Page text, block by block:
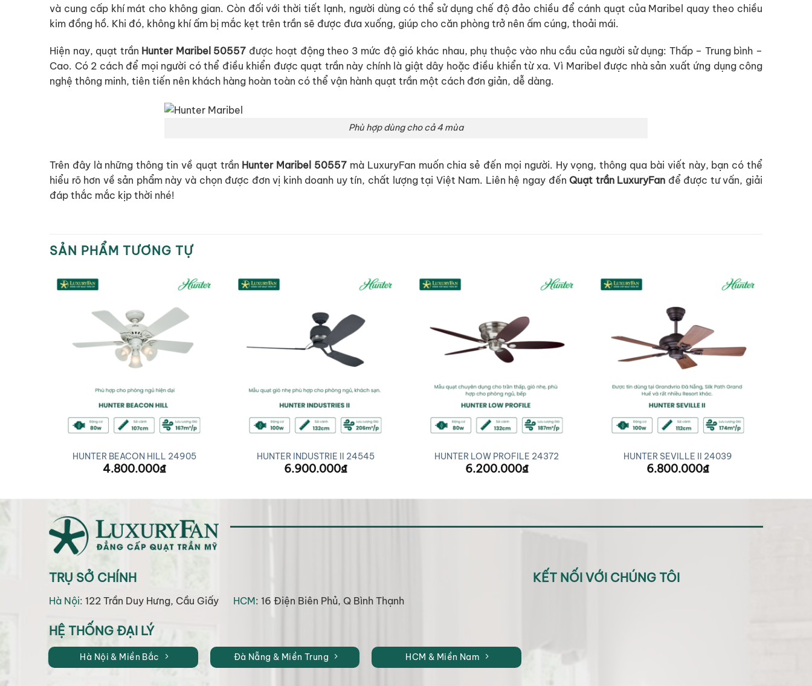
và cung cấp khí mát cho không gian. Còn đối với thời tiết lạnh, người dùng có thể sử dụng chế độ đảo chiều để cánh quạt của Maribel quay theo chiều
kim đồng hồ. Khi đó, không khí ấm bị mắc kẹt trên trần sẽ được đưa xuống, giúp cho căn phòng trở nên ấm cúng, thoải mái.
Hiện nay, quạt trần Hunter Maribel 50557 được hoạt động theo 3 mức độ gió khác nhau, phụ thuộc vào nhu cầu của người sử dụng: Thấp – Trung bình –
Cao. Có 2 cách để mọi người có thể điều khiển được quạt trần này chính là giật dây hoặc điều khiển từ xa. Vì Maribel được nhà sản xuất ứng dụng công
nghệ thông minh, tiên tiến nên khách hàng hoàn toàn có thể vận hành quạt trần một cách đơn giản, dễ dàng.
Phù hợp dùng cho cả 4 mùa
Trên đây là những thông tin về quạt trần Hunter Maribel 50557 mà LuxuryFan muốn chia sẻ đến mọi người. Hy vọng, thông qua bài viết này, bạn có thể
hiểu rõ hơn về sản phẩm này và chọn được đơn vị kinh doanh uy tín, chất lượng tại Việt Nam. Liên hệ ngay đến Quạt trần LuxuryFan để được tư vấn, giải
đáp thắc mắc kịp thời nhé!
SẢN PHẨM TƯƠNG TỰ
HUNTER BEACON HILL 24905
4.800.000₫
HUNTER INDUSTRIE II 24545
6.900.000₫
HUNTER LOW PROFILE 24372
6.200.000₫
HUNTER SEVILLE II 24039
6.800.000₫
TRỤ SỞ CHÍNH
Hà Nội: 122 Trần Duy Hưng, Cầu Giấy HCM: 16 Điện Biên Phủ, Q Bình Thạnh
HỆ THỐNG ĐẠI LÝ
Hà Nội & Miền Bắc Đà Nẵng & Miền Trung HCM & Miền Nam
KẾT NỐI VỚI CHÚNG TÔI